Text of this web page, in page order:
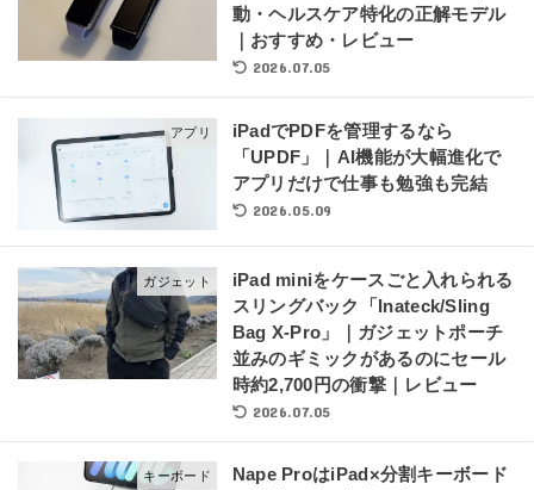
動・ヘルスケア特化の正解モデル
｜おすすめ・レビュー
2026.07.05
アプリ
iPadでPDFを管理するなら
「UPDF」｜AI機能が大幅進化で
アプリだけで仕事も勉強も完結
2026.05.09
ガジェット
iPad miniをケースごと入れられる
スリングバック「Inateck/Sling
Bag X-Pro」｜ガジェットポーチ
並みのギミックがあるのにセール
時約2,700円の衝撃｜レビュー
2026.07.05
キーボード
Nape ProはiPad×分割キーボード